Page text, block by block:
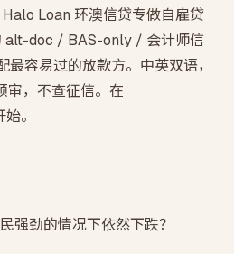
Loan 环澳信贷专做自雇贷
alt-doc / BAS-only / 会计师信
容易过的放款方。中英双语，
审，不查征信。在
。
强劲的情况下依然下跌？